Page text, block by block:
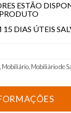
ESTÃO
15 DIAS ÚTEIS
Mobiliário Mobiliário de